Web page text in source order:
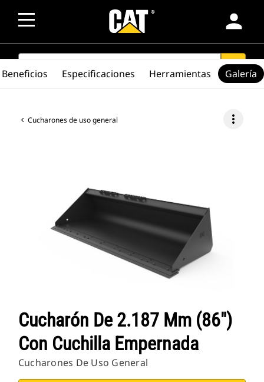
person
SEARCH search
Cucharones de uso general more_vert
Cucharón De 2.187 Mm (86")
Con Cuchilla Empernada
Cucharones De Uso General
Beneficios Especificaciones Herramientas Galería